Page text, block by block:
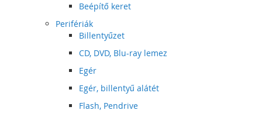
Beépítő keret
Perifériák
Billentyűzet
CD, DVD, Blu-ray lemez
Egér
Egér, billentyű alátét
Flash, Pendrive